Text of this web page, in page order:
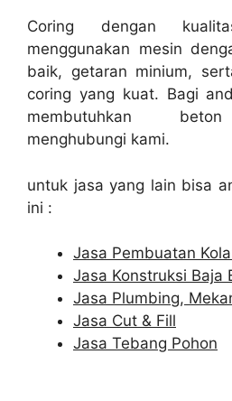
Coring dengan
menggunakan mesin
baik, getaran minium,
coring yang kuat. Bagi
membutuhkan beton
menghubungi kami.
untuk jasa yang lain bisa
ini :
Jasa Pembuatan
Jasa Konstruksi Baja
Jasa Plumbing,
Jasa Cut & Fill
Jasa Tebang Pohon